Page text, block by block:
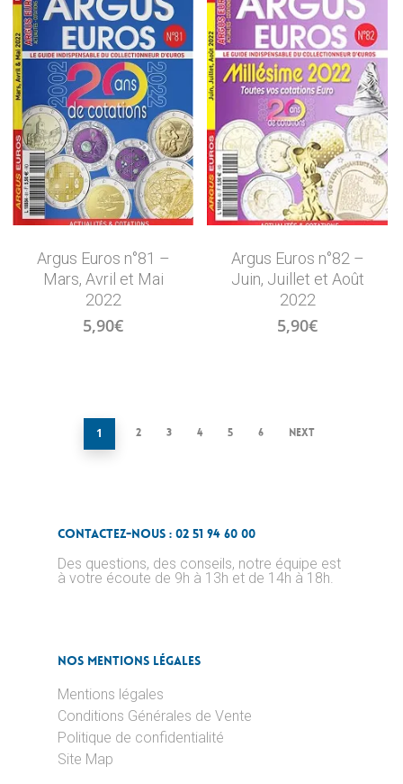
Argus Euros n°81 –
Mars, Avril et Mai
2022
5,90€
Argus Euros n°82 –
Juin, Juillet et Août
2022
5,90€
1 2 3 4 5 6 Next
Contactez-nous : 02 51 94 60 00
Des questions, des conseils, notre équipe est
à votre écoute de 9h à 13h et de 14h à 18h.
Nos Mentions Légales
Mentions légales
Conditions Générales de Vente
Politique de confidentialité
Site Map